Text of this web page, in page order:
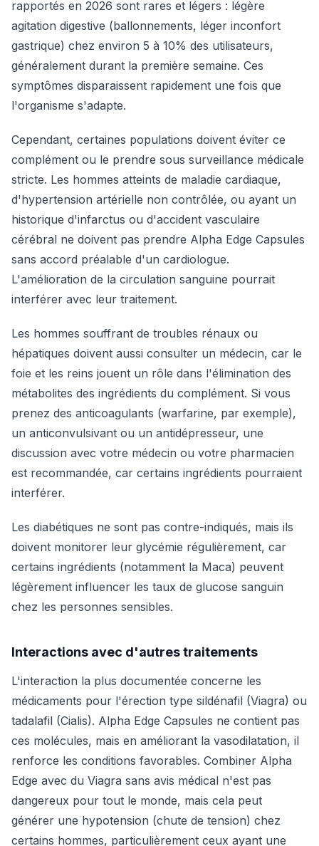
rapportés en 2026 sont rares et légers : légère
agitation digestive (ballonnements, léger inconfort
gastrique) chez environ 5 à 10% des utilisateurs,
généralement durant la première semaine. Ces
symptômes disparaissent rapidement une fois que
l'organisme s'adapte.
Cependant, certaines populations doivent éviter ce
complément ou le prendre sous surveillance médicale
stricte. Les hommes atteints de maladie cardiaque,
d'hypertension artérielle non contrôlée, ou ayant un
historique d'infarctus ou d'accident vasculaire
cérébral ne doivent pas prendre Alpha Edge Capsules
sans accord préalable d'un cardiologue.
L'amélioration de la circulation sanguine pourrait
interférer avec leur traitement.
Les hommes souffrant de troubles rénaux ou
hépatiques doivent aussi consulter un médecin, car le
foie et les reins jouent un rôle dans l'élimination des
métabolites des ingrédients du complément. Si vous
prenez des anticoagulants (warfarine, par exemple),
un anticonvulsivant ou un antidépresseur, une
discussion avec votre médecin ou votre pharmacien
est recommandée, car certains ingrédients pourraient
interférer.
Les diabétiques ne sont pas contre-indiqués, mais ils
doivent monitorer leur glycémie régulièrement, car
certains ingrédients (notamment la Maca) peuvent
légèrement influencer les taux de glucose sanguin
chez les personnes sensibles.
Interactions avec d'autres traitements
L'interaction la plus documentée concerne les
médicaments pour l'érection type sildénafil (Viagra) ou
tadalafil (Cialis). Alpha Edge Capsules ne contient pas
ces molécules, mais en améliorant la vasodilatation, il
renforce les conditions favorables. Combiner Alpha
Edge avec du Viagra sans avis médical n'est pas
dangereux pour tout le monde, mais cela peut
générer une hypotension (chute de tension) chez
certains hommes, particulièrement ceux ayant une